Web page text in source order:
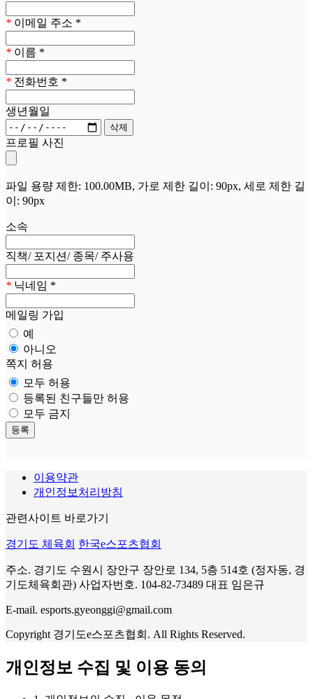
* 이메일 주소 *
* 이름 *
* 전화번호 *
생년월일
프로필 사진
파일 용량 제한: 100.00MB, 가로 제한 길이: 90px, 세로 제한 길
이: 90px
소속
직책/ 포지션/ 종목/ 주사용
* 닉네임 *
메일링 가입
예
아니오
쪽지 허용
모두 허용
등록된 친구들만 허용
모두 금지
이용약관
개인정보처리방침
관련사이트 바로가기
경기도 체육회 한국e스포츠협회
주소. 경기도 수원시 장안구 장안로 134, 5층 514호 (정자동, 경
기도체육회관) 사업자번호. 104-82-73489 대표 임은규
E-mail. esports.gyeonggi@gmail.com
Copyright 경기도e스포츠협회. All Rights Reserved.
개인정보 수집 및 이용 동의